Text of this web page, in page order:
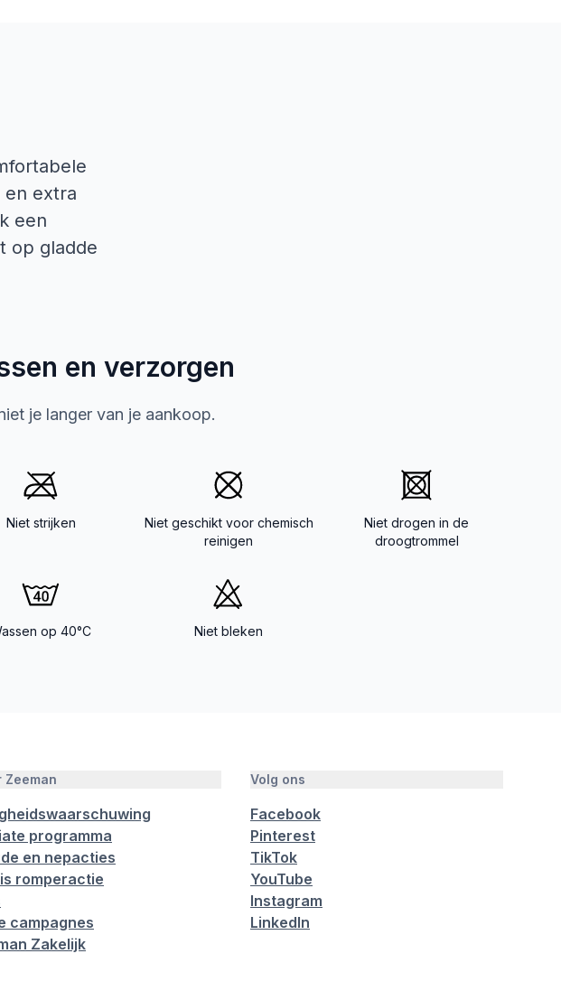
en extra
een
op gladde
en verzorgen
je langer van je aankoop.
Niet strijken
Niet geschikt voor chemisch
reinigen
Niet drogen in de
droogtrommel
op 40°C Niet bleken
Zeeman
programma
en nepacties
romperactie
campagnes
Zakelijk
Volg ons
Facebook
Pinterest
TikTok
YouTube
Instagram
LinkedIn